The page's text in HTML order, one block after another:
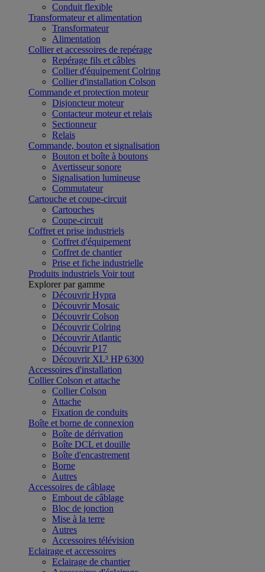
Conduit flexible
Transformateur et alimentation
Transformateur
Alimentation
Collier et accessoires de repérage
Repérage fils et câbles
Collier d'équipement Colring
Collier d'installation Colson
Commande et protection moteur
Disjoncteur moteur
Contacteur moteur et relais
Sectionneur
Relais
Commande, bouton et signalisation
Bouton et boîte à boutons
Avertisseur sonore
Signalisation lumineuse
Commutateur
Cartouche et coupe-circuit
Cartouches
Coupe-circuit
Coffret et prise industriels
Coffret d'équipement
Coffret de chantier
Prise et fiche industrielle
Produits industriels Voir tout
Explorer par gamme
Découvrir Hypra
Découvrir Mosaic
Découvrir Colson
Découvrir Colring
Découvrir Atlantic
Découvrir P17
Découvrir XL³ HP 6300
Accessoires d'installation
Collier Colson et attache
Collier Colson
Attache
Fixation de conduits
Boîte et borne de connexion
Boîte de dérivation
Boîte DCL et douille
Boîte d'encastrement
Borne
Autres
Accessoires de câblage
Embout de câblage
Bloc de jonction
Mise à la terre
Autres
Accessoires télévision
Eclairage et accessoires
Eclairage de chantier